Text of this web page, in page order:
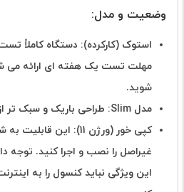
وضعیت و مدل:
استوک (کارکرده): دستگاه کاملاً
مهلت تست یک هفته ای ارائه می
شوید.
مدل Slim: طراحی باریک و سبک تر از مدل های اولیه PS4.
کپی خور (ورژن 11): این
غیراصل را نصب و اجرا کنید. توجه
این ویژگی نباید کنسول را به